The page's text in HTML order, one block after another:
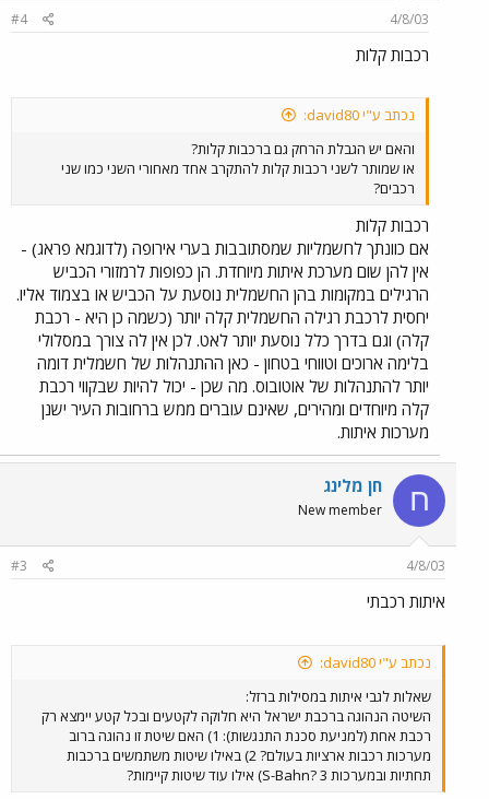
4/8/03
#4
רכבות קלות
נכתב ע"י david80:
והאם יש הגבלת הרחק גם ברכבות קלות?
או שמותר לשני רכבות קלות להתקרב אחד מאחורי השני כמו שני
רכבים?
רכבות קלות
אם כוונתך לחשמליות שמסתובבות בערי אירופה (לדוגמא פראג) -
אין להן שום מערכת איתות מיוחדת. הן כפופות לרמזורי הכביש
הרגילים במקומות בהן החשמלית נוסעת על הכביש או בצמוד אליו.
יחסית לרכבת רגילה החשמלית קלה יותר (כשמה כן היא - רכבת
קלה) וגם בדרך כלל נוסעת יותר לאט. לכן אין לה צורך במסלולי
בלימה ארוכים וטווחי בטחון - כאן ההתנהלות של חשמלית דומה
יותר להתנהלות של אוטובוס. מה שכן - יכול להיות שבקווי רכבת
קלה מיוחדים ומהירים, שאינם עוברים ממש ברחובות העיר ישנן
מערכות איתות.
ח חן מלינג
New member
4/8/03
#3
איתות רכבתי
נכתב ע"י david80:
שאלות לגבי איתות במסילות ברזל:
השיטה הנהוגה ברכבת ישראל היא חלוקה לקטעים ובכל קטע יימצא רק
רכבת אחת (למניעת סכנת התנגשות): 1) האם שיטת זו נהוגה ברוב
מערכות רכבות ארציות בעולם? 2) באילו שיטות משתמשים ברכבות
תחתיות ובמערכות S-Bahn? 3) אילו עוד שיטות קיימות?